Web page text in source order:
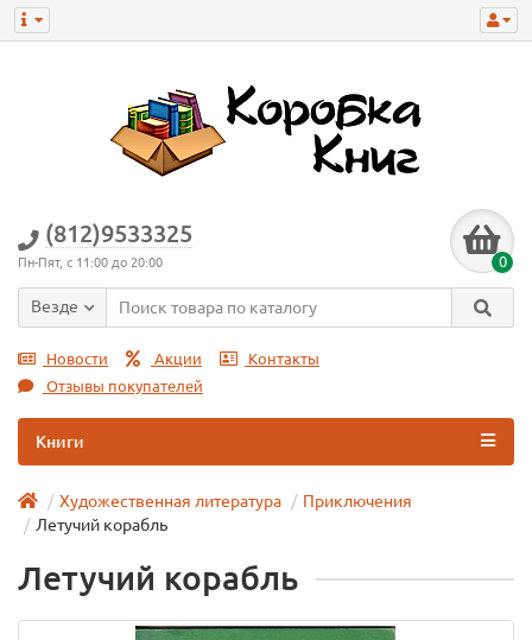
(812)9533325
Пн-Пят, с 11:00 до 20:00 0
Везде
Новости Акции
Контакты
Отзывы покупателей
Книги
Художественная литература
Приключения
Летучий корабль
Летучий корабль